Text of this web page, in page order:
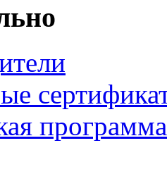
программа